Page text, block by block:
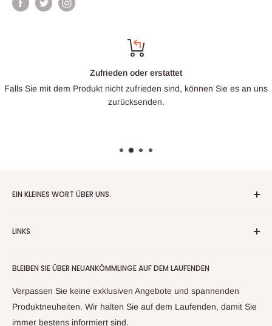
Zufrieden oder erstattet
Falls Sie mit dem Produkt nicht zufrieden sind, können Sie es an uns
zurücksenden.
EIN KLEINES WORT ÜBER UNS.
Tabletop-Wargaming-Gelände im eigenen Haus zu entwerfen
Schwerpunkt auf Architektur aus dem Zweiten Weltkrieg und
liegt.
Nachdem wir unseren ersten 3D-Harzdrucker angeschafft
LINKS
Retouren und Stornierungen
Rechtlicher Hinweis
Datenschutzrichtlinie
Rückerstattungsrichtlinie
BLEIBEN SIE ÜBER NEUANKÖMMLINGE AUF DEM LAUFENDEN
Verpassen Sie keine exklusiven Angebote und spannenden
Produktneuheiten. Wir halten Sie auf dem Laufenden, damit Sie
immer bestens informiert sind.